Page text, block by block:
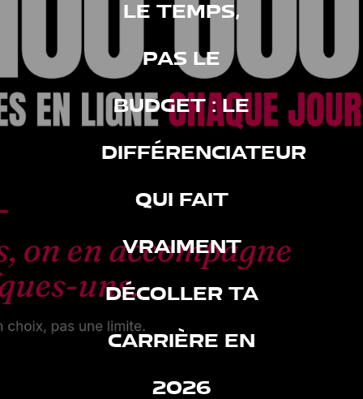
LE TEMPS,
PAS LE
BUDGET : LE
DIFFÉRENCIATEUR
QUI FAIT
VRAIMENT
DÉCOLLER TA
CARRIÈRE EN
2026